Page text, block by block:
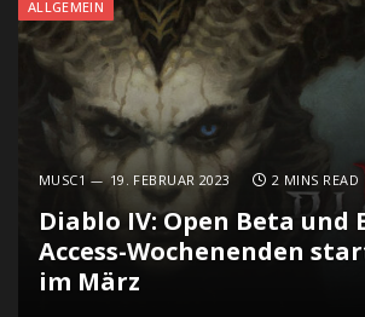
ALLGEMEIN
MUSC1 19. FEBRUAR 2023 2 MINS READ
Diablo IV: Open Beta und
Access-Wochenenden
im März